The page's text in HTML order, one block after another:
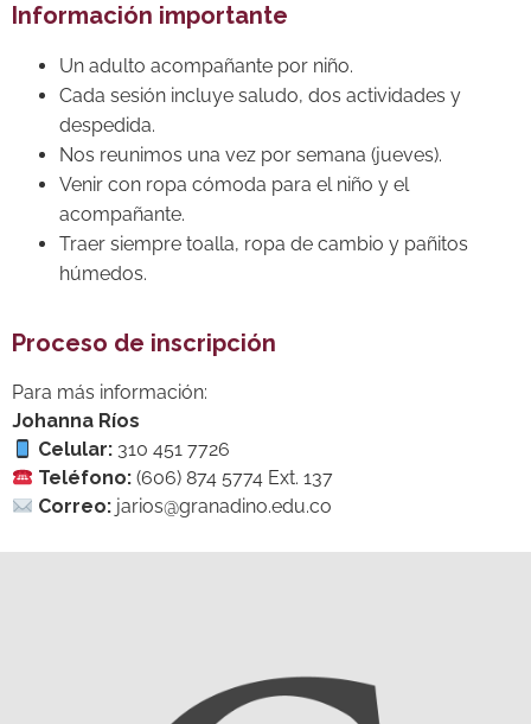
Información importante
Un adulto acompañante por niño.
Cada sesión incluye saludo, dos actividades y
despedida.
Nos reunimos una vez por semana (jueves).
Venir con ropa cómoda para el niño y el
acompañante.
Traer siempre toalla, ropa de cambio y pañitos
húmedos.
Proceso de inscripción
Para más información:
Johanna Ríos
Celular: 310 451 7726
Teléfono: (606) 874 5774 Ext. 137
Correo: jarios@granadino.edu.co